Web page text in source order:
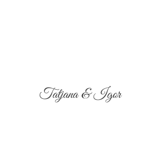
Tatjana & Igor